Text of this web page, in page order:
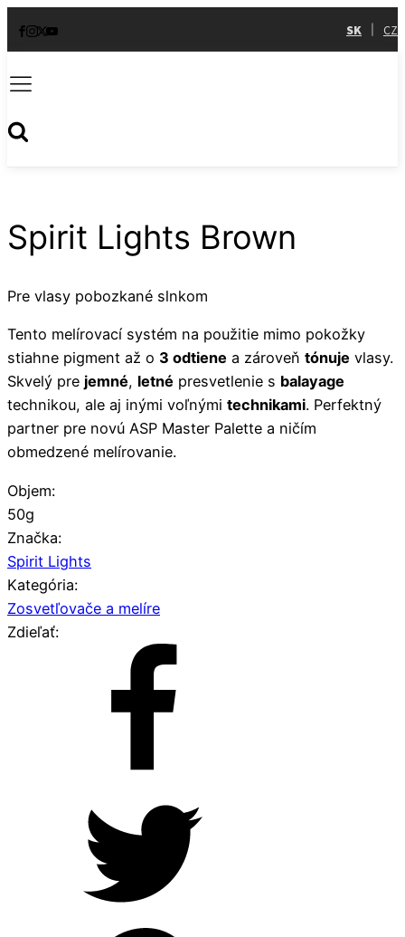
SK CZ
Spirit Lights Brown
Pre vlasy pobozkané slnkom
Tento melírovací systém na použitie mimo pokožky
stiahne pigment až o 3 odtiene a zároveň tónuje vlasy.
Skvelý pre jemné, letné presvetlenie s balayage
technikou, ale aj inými voľnými technikami. Perfektný
partner pre novú ASP Master Palette a ničím
obmedzené melírovanie.
Objem:
50g
Značka:
Spirit Lights
Kategória:
Zosvetľovače a melíre
Zdieľať: